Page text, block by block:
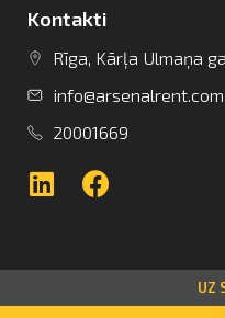
+37120001669
Kontakti
Rīga, Kārļa Ulmaņa
info@arsenalrent.com
20001669
UZ